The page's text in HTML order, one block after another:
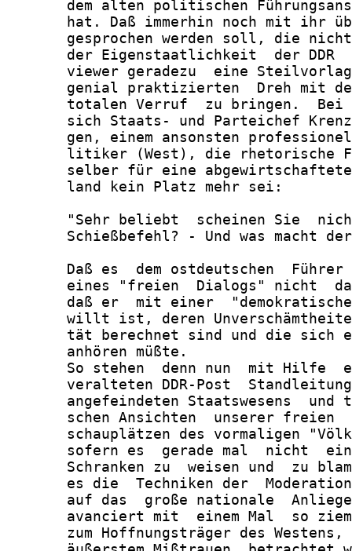
dem alten politischen
hat. Daß immerhin noch mit ihr
gesprochen werden soll, die
der Eigenstaatlichkeit  der DDR
viewer geradezu  eine
genial praktizierten  Dreh mit
totalen Verruf  zu bringen.
sich Staats- und Parteichef
gen, einem ansonsten
litiker (West), die rhetorische
selber für eine
       land kein Platz mehr sei:
"Sehr beliebt  scheinen Sie
Schießbefehl? - Und was macht
Daß es  dem ostdeutschen
eines "freien  Dialogs" nicht
daß er  mit einer
willt ist, deren
tät berechnet sind und die sich
       anhören müßte.
So stehen  denn nun  mit Hilfe
veralteten DDR-Post
angefeindeten Staatswesens  und
schen Ansichten  unserer freien
schauplätzen des vormaligen
sofern es  gerade mal  nicht
Schranken zu  weisen und  zu
es die  Techniken der
auf das  große nationale
avanciert mit  einem Mal  so
zum Hoffnungsträger des